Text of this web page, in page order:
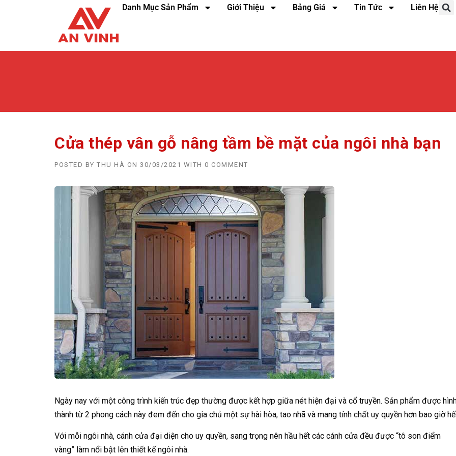
Danh Mục Sản Phẩm Giới Thiệu Bảng Giá Tin Tức Liên Hệ
Cửa thép vân gỗ nâng tầm bề mặt của ngôi nhà bạn
POSTED BY THU HÀ ON 30/03/2021 WITH 0 COMMENT
Ngày nay với một công trình kiến trúc đẹp thường được kết hợp giữa nét hiện đại và cổ truyền. Sản phẩm được
thành từ 2 phong cách này đem đến cho gia chủ một sự hài hòa, tao nhã và mang tính chất uy quyền hơn bao giờ
Với mỗi ngôi nhà, cánh cửa đại diện cho uy quyền, sang trọng nên hầu hết các cánh cửa đều được “tô son điểm
vàng” làm nổi bật lên thiết kế ngôi nhà.